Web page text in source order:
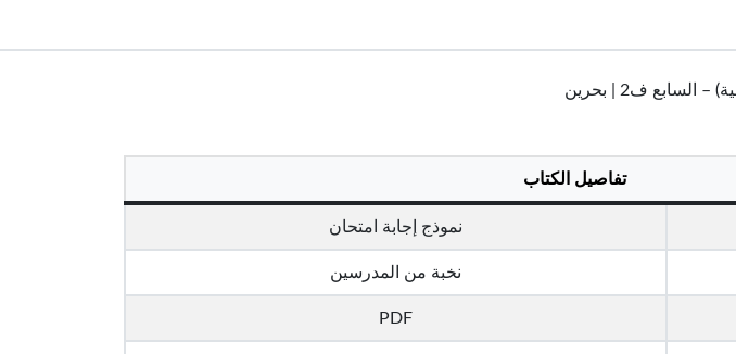
ف2 | بحرين
تفاصيل الكتاب
نموذج إجابة امتحان
نخبة من المدرسين
PDF